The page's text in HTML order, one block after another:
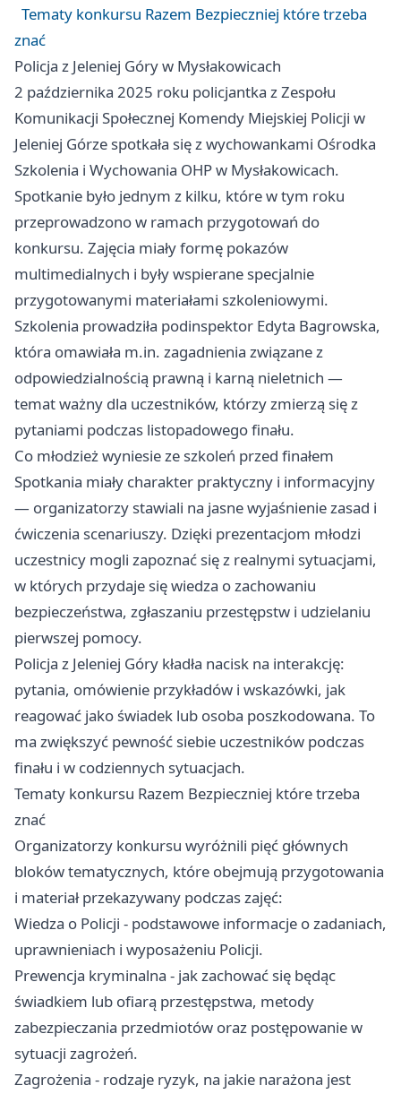
Tematy konkursu Razem Bezpieczniej które trzeba
znać
Policja z Jeleniej Góry w Mysłakowicach
2 października 2025 roku policjantka z Zespołu
Komunikacji Społecznej Komendy Miejskiej Policji w
Jeleniej Górze spotkała się z wychowankami Ośrodka
Szkolenia i Wychowania OHP w Mysłakowicach.
Spotkanie było jednym z kilku, które w tym roku
przeprowadzono w ramach przygotowań do
konkursu. Zajęcia miały formę pokazów
multimedialnych i były wspierane specjalnie
przygotowanymi materiałami szkoleniowymi.
Szkolenia prowadziła podinspektor Edyta Bagrowska,
która omawiała m.in. zagadnienia związane z
odpowiedzialnością prawną i karną nieletnich —
temat ważny dla uczestników, którzy zmierzą się z
pytaniami podczas listopadowego finału.
Co młodzież wyniesie ze szkoleń przed finałem
Spotkania miały charakter praktyczny i informacyjny
— organizatorzy stawiali na jasne wyjaśnienie zasad i
ćwiczenia scenariuszy. Dzięki prezentacjom młodzi
uczestnicy mogli zapoznać się z realnymi sytuacjami,
w których przydaje się wiedza o zachowaniu
bezpieczeństwa, zgłaszaniu przestępstw i udzielaniu
pierwszej pomocy.
Policja z Jeleniej Góry kładła nacisk na interakcję:
pytania, omówienie przykładów i wskazówki, jak
reagować jako świadek lub osoba poszkodowana. To
ma zwiększyć pewność siebie uczestników podczas
finału i w codziennych sytuacjach.
Tematy konkursu Razem Bezpieczniej które trzeba
znać
Organizatorzy konkursu wyróżnili pięć głównych
bloków tematycznych, które obejmują przygotowania
i materiał przekazywany podczas zajęć:
Wiedza o Policji - podstawowe informacje o zadaniach,
uprawnieniach i wyposażeniu Policji.
Prewencja kryminalna - jak zachować się będąc
świadkiem lub ofiarą przestępstwa, metody
zabezpieczania przedmiotów oraz postępowanie w
sytuacji zagrożeń.
Zagrożenia - rodzaje ryzyk, na jakie narażona jest